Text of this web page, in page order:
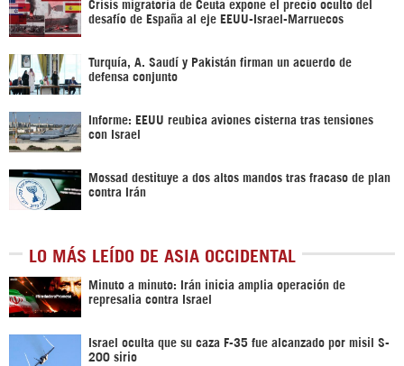
Crisis migratoria de Ceuta expone el precio oculto del
desafío de España al eje EEUU-Israel-Marruecos
Turquía, A. Saudí y Pakistán firman un acuerdo de
defensa conjunto
Informe: EEUU reubica aviones cisterna tras tensiones
con Israel
Mossad destituye a dos altos mandos tras fracaso de plan
contra Irán
LO MÁS LEÍDO DE ASIA OCCIDENTAL
Minuto a minuto: Irán inicia amplia operación de
represalia contra Israel
Israel oculta que su caza F-35 fue alcanzado por misil S-
200 sirio